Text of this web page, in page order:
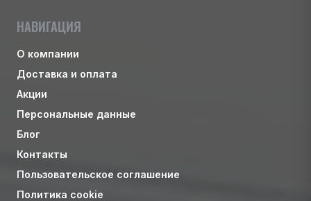
НАВИГАЦИЯ
О компании
Доставка и оплата
Акции
Персональные данные
Блог
Контакты
Пользовательское соглашение
Политика cookie